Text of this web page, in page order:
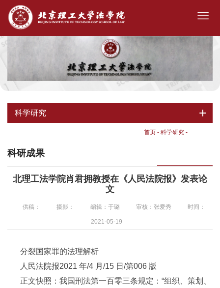
科学研究
首页 - 科学研究 -
科研成果
北理工法学院肖君拥教授在《人民法院报》发表论
文
供稿： 摄影： 编辑：于璐 审核：张爱秀 时间：
2021-05-19
分裂国家罪的法理解析
人民法院报2021 年/4 月/15 日/第006 版
正文快照：我国刑法第一百零三条规定：“组织、策划、